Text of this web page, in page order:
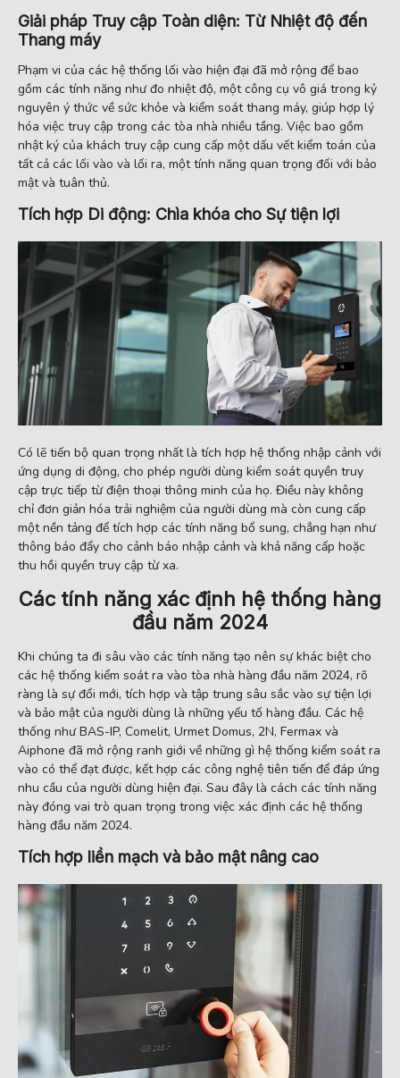
Giải pháp Truy cập Toàn diện: Từ Nhiệt độ đến
Thang máy
Phạm vi của các hệ thống lối vào hiện đại đã mở rộng để bao
gồm các tính năng như đo nhiệt độ, một công cụ vô giá trong kỷ
nguyên ý thức về sức khỏe và kiểm soát thang máy, giúp hợp lý
hóa việc truy cập trong các tòa nhà nhiều tầng. Việc bao gồm
nhật ký của khách truy cập cung cấp một dấu vết kiểm toán của
tất cả các lối vào và lối ra, một tính năng quan trọng đối với bảo
mật và tuân thủ.
Tích hợp Di động: Chìa khóa cho Sự tiện lợi
Có lẽ tiến bộ quan trọng nhất là tích hợp hệ thống nhập cảnh với
ứng dụng di động, cho phép người dùng kiểm soát quyền truy
cập trực tiếp từ điện thoại thông minh của họ. Điều này không
chỉ đơn giản hóa trải nghiệm của người dùng mà còn cung cấp
một nền tảng để tích hợp các tính năng bổ sung, chẳng hạn như
thông báo đẩy cho cảnh báo nhập cảnh và khả năng cấp hoặc
thu hồi quyền truy cập từ xa.
Các tính năng xác định hệ thống hàng
đầu năm 2024
Khi chúng ta đi sâu vào các tính năng tạo nên sự khác biệt cho
các hệ thống kiểm soát ra vào tòa nhà hàng đầu năm 2024, rõ
ràng là sự đổi mới, tích hợp và tập trung sâu sắc vào sự tiện lợi
và bảo mật của người dùng là những yếu tố hàng đầu. Các hệ
thống như BAS-IP, Comelit, Urmet Domus, 2N, Fermax và
Aiphone đã mở rộng ranh giới về những gì hệ thống kiểm soát ra
vào có thể đạt được, kết hợp các công nghệ tiên tiến để đáp ứng
nhu cầu của người dùng hiện đại. Sau đây là cách các tính năng
này đóng vai trò quan trọng trong việc xác định các hệ thống
hàng đầu năm 2024.
Tích hợp liền mạch và bảo mật nâng cao